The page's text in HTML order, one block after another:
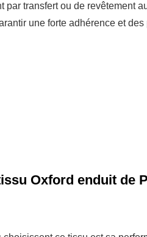
par transfert ou de revêtement
une forte adhérence et des
Oxford enduit de